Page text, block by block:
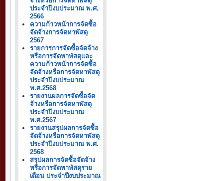
ประจำปีงบประมาณ พ.ศ.
2566
ความก้าวหน้าการจัดซื้อ
จัดจ้างการจัดหาพัสดุ
2567
รายการการจัดซื้อจัดจ้าง
หรือการจัดหาพัสดุและ
ความก้าวหน้าการจัดซื้อ
จัดจ้างหรือการจัดหาพัสดุ
ประจำปีงบประมาณ
พ.ศ.2568
รายงานผลการจัดซื้อจัด
จ้างหรือการจัดหาพัสดุ
ประจำปีงบประมาณ
พ.ศ.2567
รายงานสรุปผลการจัดซื้อ
จัดจ้างหรือการจัดหาพัสดุ
ประจำปีงบประมาณ พ.ศ.
2568
สรุปผลการจัดซื้อจัดจ้าง
หรือการจัดหาพัสดุราย
เดือน ประจำปีงบประมาณ